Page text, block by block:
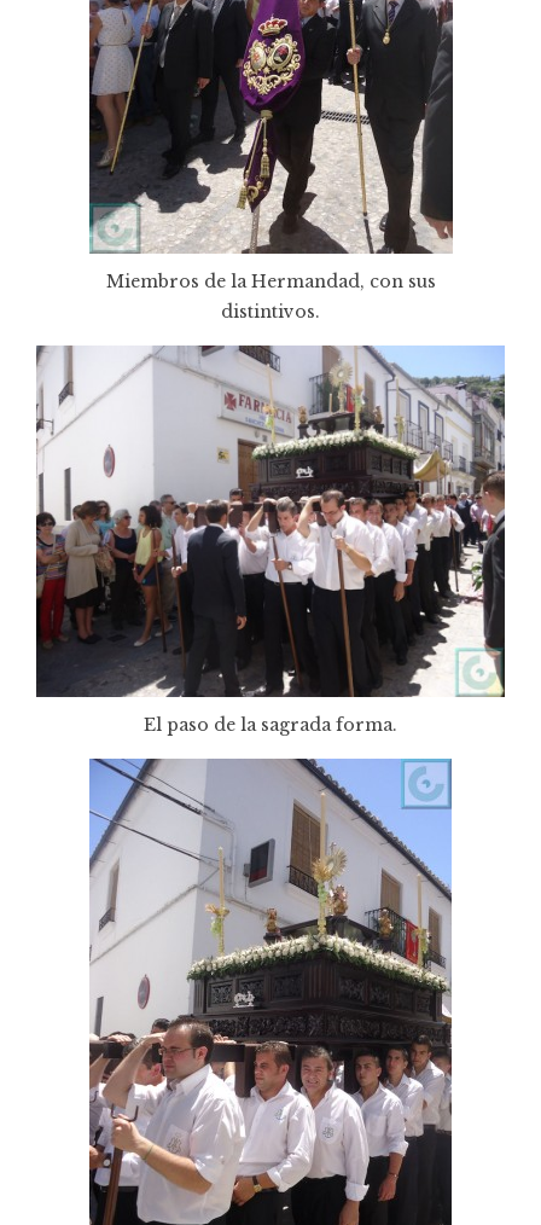
Miembros de la Hermandad, con sus
distintivos.
El paso de la sagrada forma.